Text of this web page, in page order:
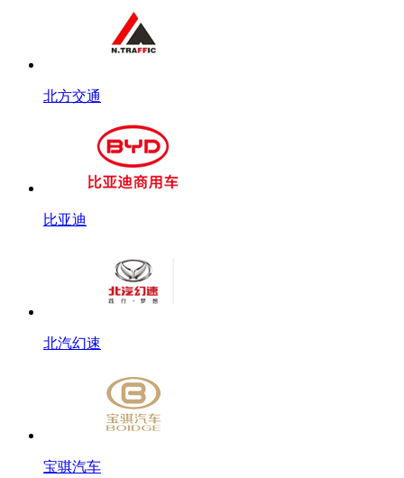
北方交通
比亚迪
北汽幻速
宝骐汽车